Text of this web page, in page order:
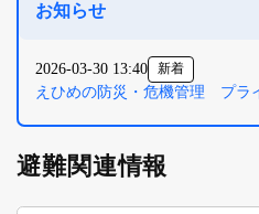
お知らせ
2026-03-30 13:40 新着
えひめの防災・危機管理 プラ
避難関連情報